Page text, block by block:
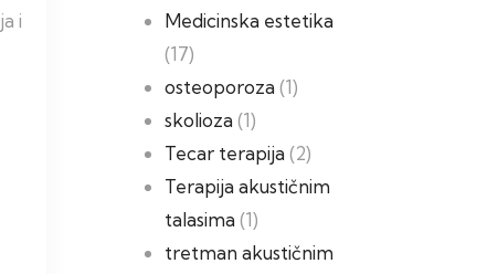
i
Medicinska estetika
(17)
osteoporoza (1)
skolioza (1)
Tecar terapija (2)
Terapija akustičnim
talasima (1)
tretman akustičnim